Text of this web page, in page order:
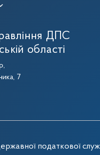
ДПС
області
7
податкової